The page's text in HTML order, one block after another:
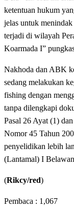
ketentuan hukum
jelas untuk
terjadi di wilayah
Koarmada I”
Nakhoda dan ABK
sedang melakukan
fishing dengan
tanpa dilengkapi
Pasal 26 Ayat (1)
Nomor 45 Tahun
penyelidikan lebih
(Lantamal) I
(Rikcy/red)
Pembaca : 1,067